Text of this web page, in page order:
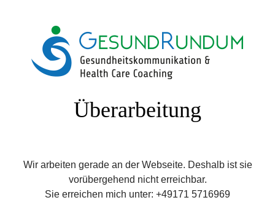
Überarbeitung
Wir arbeiten gerade an der Webseite. Deshalb ist sie
vorübergehend nicht erreichbar.
Sie erreichen mich unter: +49171 5716969